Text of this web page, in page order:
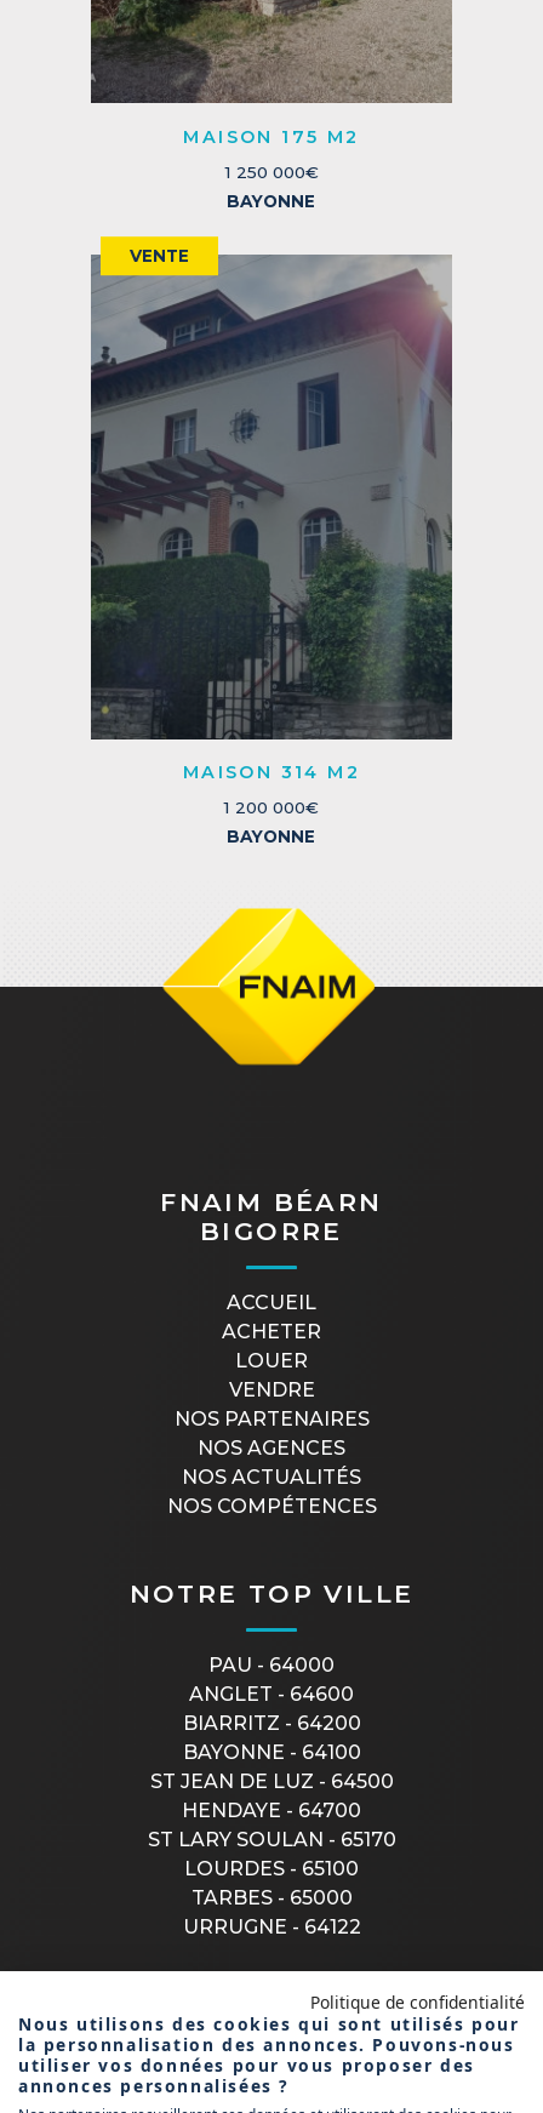
MAISON 175 M2
1 250 000€
BAYONNE
VENTE
MAISON 314 M2
1 200 000€
BAYONNE
FNAIM BÉARN
BIGORRE
ACCUEIL
ACHETER
LOUER
VENDRE
NOS PARTENAIRES
NOS AGENCES
NOS ACTUALITÉS
NOS COMPÉTENCES
NOTRE TOP VILLE
PAU - 64000
ANGLET - 64600
BIARRITZ - 64200
BAYONNE - 64100
ST JEAN DE LUZ - 64500
HENDAYE - 64700
ST LARY SOULAN - 65170
LOURDES - 65100
TARBES - 65000
URRUGNE - 64122
CONTACTEZ-NOUSPolitique de confidentialité
Nous utilisons des cookies qui sont utilisés pour
la personnalisation des annonces. Pouvons-nous
utiliser vos données pour vous proposer des
annonces personnalisées ?